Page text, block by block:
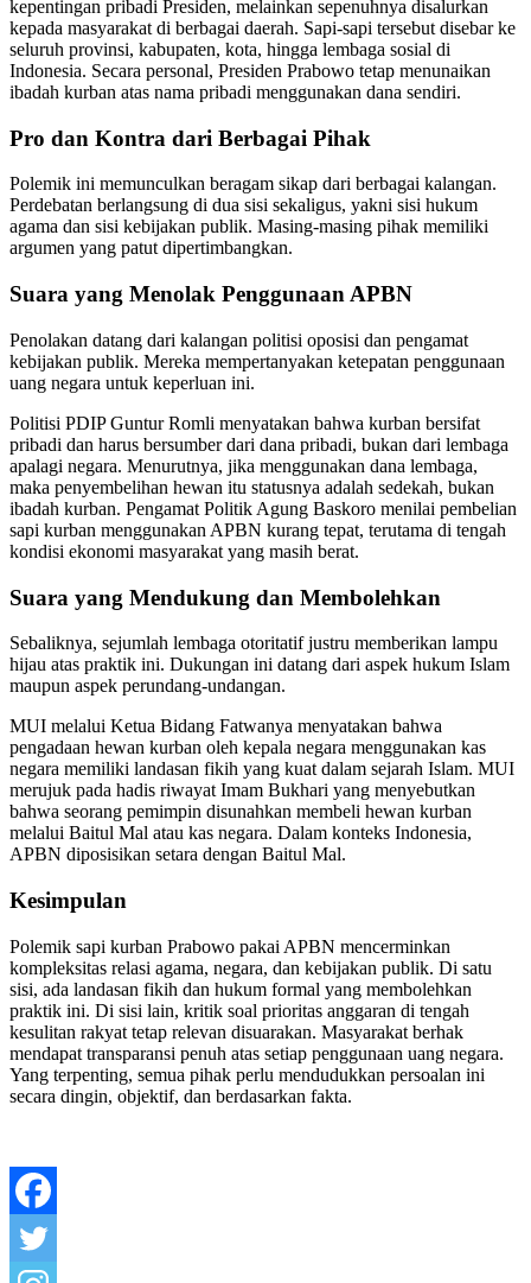
kepentingan pribadi Presiden, melainkan sepenuhnya disalurkan
kepada masyarakat di berbagai daerah. Sapi-sapi tersebut disebar ke
seluruh provinsi, kabupaten, kota, hingga lembaga sosial di
Indonesia. Secara personal, Presiden Prabowo tetap menunaikan
ibadah kurban atas nama pribadi menggunakan dana sendiri.
Pro dan Kontra dari Berbagai Pihak
Polemik ini memunculkan beragam sikap dari berbagai kalangan.
Perdebatan berlangsung di dua sisi sekaligus, yakni sisi hukum
agama dan sisi kebijakan publik. Masing-masing pihak memiliki
argumen yang patut dipertimbangkan.
Suara yang Menolak Penggunaan APBN
Penolakan datang dari kalangan politisi oposisi dan pengamat
kebijakan publik. Mereka mempertanyakan ketepatan penggunaan
uang negara untuk keperluan ini.
Politisi PDIP Guntur Romli menyatakan bahwa kurban bersifat
pribadi dan harus bersumber dari dana pribadi, bukan dari lembaga
apalagi negara. Menurutnya, jika menggunakan dana lembaga,
maka penyembelihan hewan itu statusnya adalah sedekah, bukan
ibadah kurban. Pengamat Politik Agung Baskoro menilai pembelian
sapi kurban menggunakan APBN kurang tepat, terutama di tengah
kondisi ekonomi masyarakat yang masih berat.
Suara yang Mendukung dan Membolehkan
Sebaliknya, sejumlah lembaga otoritatif justru memberikan lampu
hijau atas praktik ini. Dukungan ini datang dari aspek hukum Islam
maupun aspek perundang-undangan.
MUI melalui Ketua Bidang Fatwanya menyatakan bahwa
pengadaan hewan kurban oleh kepala negara menggunakan kas
negara memiliki landasan fikih yang kuat dalam sejarah Islam. MUI
merujuk pada hadis riwayat Imam Bukhari yang menyebutkan
bahwa seorang pemimpin disunahkan membeli hewan kurban
melalui Baitul Mal atau kas negara. Dalam konteks Indonesia,
APBN diposisikan setara dengan Baitul Mal.
Kesimpulan
Polemik sapi kurban Prabowo pakai APBN mencerminkan
kompleksitas relasi agama, negara, dan kebijakan publik. Di satu
sisi, ada landasan fikih dan hukum formal yang membolehkan
praktik ini. Di sisi lain, kritik soal prioritas anggaran di tengah
kesulitan rakyat tetap relevan disuarakan. Masyarakat berhak
mendapat transparansi penuh atas setiap penggunaan uang negara.
Yang terpenting, semua pihak perlu mendudukkan persoalan ini
secara dingin, objektif, dan berdasarkan fakta.